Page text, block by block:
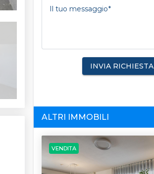
Il tuo messaggio
INVIA RICHIESTA
ALTRI IMMOBILI
VENDITA